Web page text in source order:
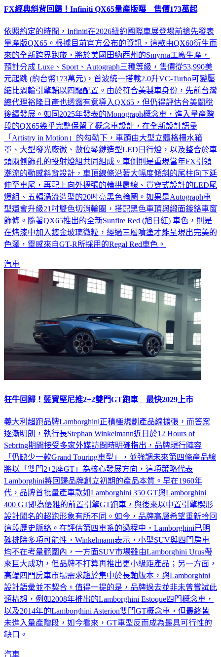
FX經典斜背回歸！Infiniti QX65量產版曝 售價173萬起
依照約定的時間，Infiniti在2026紐約國際車展登場前搶先發表
量產版QX65。根據目前官方公布的資訊，這款由QX60衍生而
來的全新跨界跑旅，將於美國田納西州的Smyrna工廠生產，
預計分成 Luxe、Sport、Autograph三種等級，售價從53,990美
元起跳 (約台幣173萬元)，首波統一搭載2.0升VC-Turbo可變壓
縮比渦輪引擎輔以四驅配置。由於符合美製車身份，先前台灣
總代理裕隆日產也透露有意導入QX65，但仍得評估台美關稅
後續發展。如同2025年發表的Monograph概念車，進入量產階
段的QX65幾乎完整保留了概念車設計，在全新設計語彙
「Artistry in Motion」的勾勒下，車頭由大型立體格柵水箱
罩、大型發光廠徽、數位琴鍵造型LED日行燈，以及整合於車
頭兩側飾孔的投射燈組共同組成。車側則是重現當年FX引領
潮流的動感斜背設計，車頂線條沿著大幅度傾斜的尾柱向下延
伸至車尾，再配上向外擴張的輪拱肩線、貫穿式設計的LED尾
燈組、五輻渦流造型的20吋亮黑色輪圈。如果是Autograph車
型還會升級21吋雙色切消輪圈，搭配黑色車頂與緞面鍍鉻車窗
飾條。隨著QX65推出的全新Sunfire Red (旭日紅) 車色，則是
在烤漆中加入鍍金玻璃微粒，經過三層噴塗才能呈現出完美的
色澤，靈感來自GT-R所採用的Regal Red車色。
汽車
狂牛回歸！藍寶堅尼推2+2雙門GT跑車 最快2029上市
義大利超跑品牌Lamborghini正積極規劃產品線擴張，而答案
逐漸明朗，執行長Stephan Winkelmann近日於12 Hours of
Sebring期間接受多家外媒訪問時明確指出，品牌現行陣容
「仍缺少一款Grand Touring車型」，並強調未來第四條產品線
將以「雙門2+2座GT」為核心發展方向，這項策略代表
Lamborghini將回歸品牌創立初期的產品本質。早在1960年
代，品牌首批量產車款如Lamborghini 350 GT與Lamborghini
400 GT即為優雅的前置引擎GT跑車，與後來以中置引擎楔形
設計聞名的超跑形象有所不同。如今，品牌高層希望重新拾回
這段歷史脈絡。在評估第四車系的過程中，Lamborghini已明
確排除多項可能性，Winkelmann表示，小型SUV與四門房車
均不在考量範圍內，一方面SUV市場雖由Lamborghini Urus帶
來巨大成功，但品牌不打算再推出更小級距產品；另一方面，
高端四門房車市場需求趨於集中於長軸版本，與Lamborghini
設計語彙並不契合。值得一提的是，品牌過去並非未曾嘗試此
類構想，例如2008年推出的Lamborghini Estoque四門概念車，
以及2014年的Lamborghini Asterion雙門GT概念車，但最終皆
未進入量產階段，如今看來，GT車型反而成為最具可行性的
缺口。
汽車